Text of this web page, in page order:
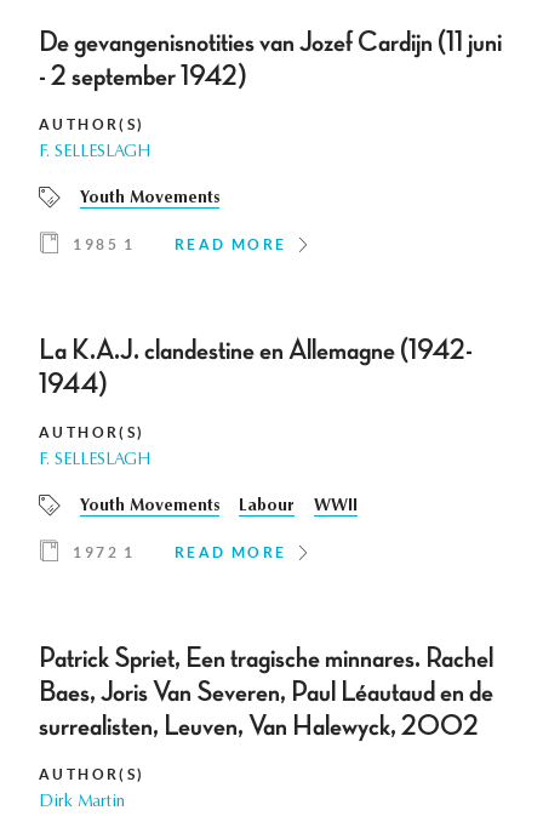
De gevangenisnotities van Jozef Cardijn (11 juni
- 2 september 1942)
AUTHOR(S)
F. SELLESLAGH
Youth Movements
1985 1 READ MORE
La K.A.J. clandestine en Allemagne (1942-
1944)
AUTHOR(S)
F. SELLESLAGH
Youth Movements Labour WWII
1972 1 READ MORE
Patrick Spriet, Een tragische minnares. Rachel
Baes, Joris Van Severen, Paul Léautaud en de
surrealisten, Leuven, Van Halewyck, 2002
AUTHOR(S)
Dirk Martin